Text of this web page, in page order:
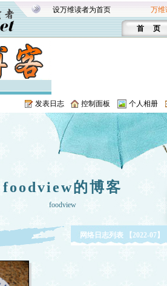
设万维读者为首页 万维
首 页
发表日志 控制面板 个人相册
foodview的博客
foodview
网络日志列表 【2022-07】